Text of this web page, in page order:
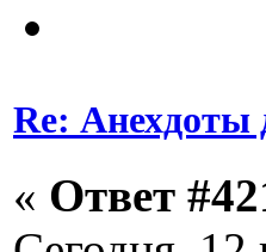
Re: Анехдоты
« Ответ